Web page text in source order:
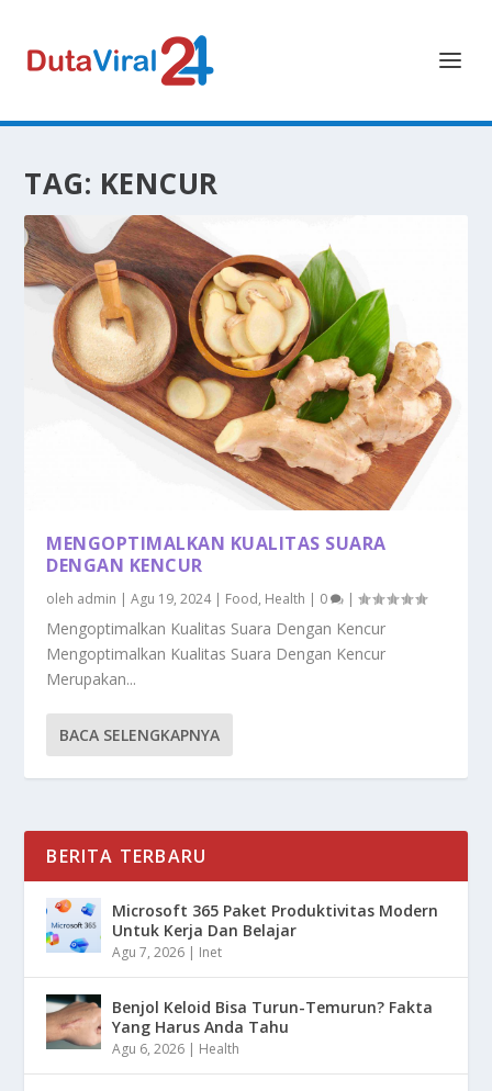
TAG: KENCUR
MENGOPTIMALKAN KUALITAS SUARA
DENGAN KENCUR
oleh admin |Agu 19, 2024| Food, Health | 0 |
Mengoptimalkan Kualitas Suara Dengan Kencur
Mengoptimalkan Kualitas Suara Dengan Kencur
Merupakan...
BACA SELENGKAPNYA
BERITA TERBARU
Microsoft 365 Paket Produktivitas Modern
Untuk Kerja Dan Belajar
Agu 7, 2026 | Inet
Benjol Keloid Bisa Turun-Temurun? Fakta
Yang Harus Anda Tahu
Agu 6, 2026 | Health